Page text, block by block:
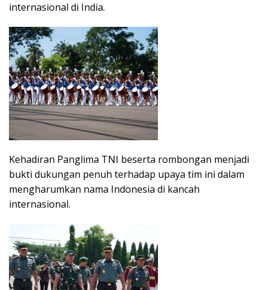
internasional di India.
Kehadiran Panglima TNI beserta rombongan menjadi
bukti dukungan penuh terhadap upaya tim ini dalam
mengharumkan nama Indonesia di kancah
internasional.